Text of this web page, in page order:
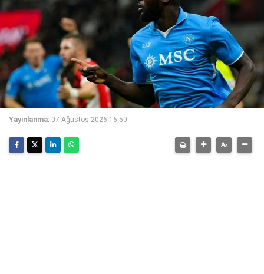
Yayınlanma: 07 Ağustos 2026 16:50